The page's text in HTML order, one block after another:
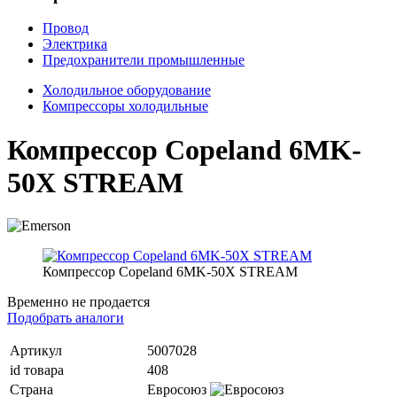
Провод
Электрика
Предохранители промышленные
Холодильное оборудование
Компрессоры холодильные
Компрессор Copeland 6MK-
50X STREAM
Компрессор Copeland 6MK-50X STREAM
Временно не продается
Подобрать аналоги
Артикул
5007028
id товара
408
Страна
Евросоюз